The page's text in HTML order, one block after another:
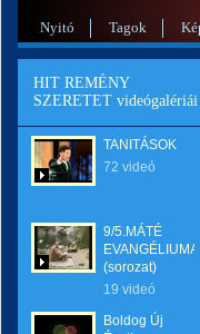
Nyitó Tagok
HIT REMÉNY
SZERETET videógalériái
TANITÁSOK
72 videó
9/5.MÁTÉ
EVANGÉLIUMA.
(sorozat)
19 videó
Boldog Új